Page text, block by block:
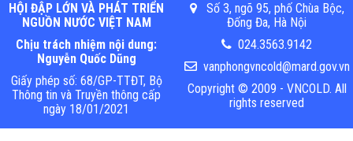
HỘI ĐẬP LỚN VÀ PHÁT TRIỂN
NGUỒN NƯỚC VIỆT NAM
Chịu trách nhiệm nội dung:
Nguyễn Quốc Dũng
Giấy phép số: 68/GP-TTĐT, Bộ
Thông tin và Truyền thông cấp
ngày 18/01/2021
Số 3, ngõ 95, phố Chùa Bộc,
Đống Đa, Hà Nội
024.3563.9142
vanphongvncold@mard.gov.vn
Copyright © 2009 - VNCOLD. All
rights reserved